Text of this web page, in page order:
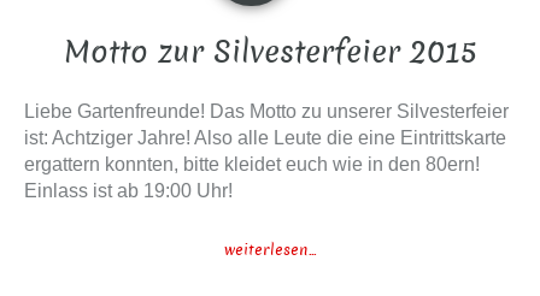
Motto zur Silvesterfeier 2015
Liebe Gartenfreunde! Das Motto zu unserer Silvesterfeier
ist: Achtziger Jahre! Also alle Leute die eine Eintrittskarte
ergattern konnten, bitte kleidet euch wie in den 80ern!
Einlass ist ab 19:00 Uhr!
weiterlesen...